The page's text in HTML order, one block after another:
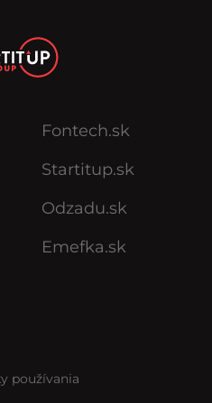
Fontech.sk
Startitup.sk
Odzadu.sk
Emefka.sk
používania